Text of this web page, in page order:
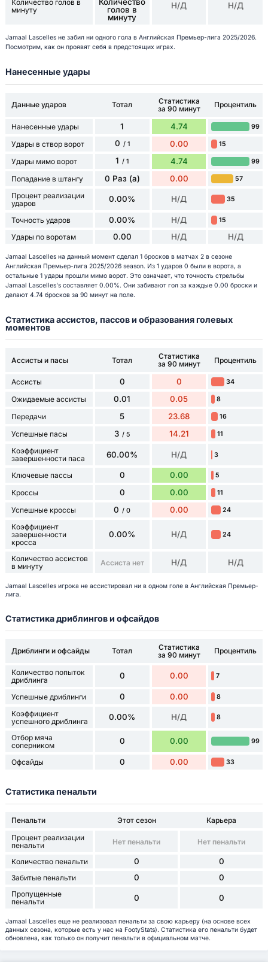
Количество голов в
минуту
голов в
минуту
Н/Д Н/Д
Jamaal Lascelles не забил ни одного гола в Английская Премьер-лига 2025/2026.
Посмотрим, как он проявят себя в предстоящих играх.
Нанесенные удары
Данные ударов Тотал
Статистика
за 90 минут
Процентиль
Нанесенные удары 1 4.74 99
Удары в створ ворот 0 / 1 0.00 15
Удары мимо ворот 1 / 1 4.74 99
Попадание в штангу 0 Раз (а) 0.00 57
Процент реализации
ударов
0.00% Н/Д 35
Точность ударов 0.00% Н/Д 15
Удары по воротам 0.00 Н/Д Н/Д
Jamaal Lascelles на данный момент сделал 1 бросков в матчах 2 в сезоне
Английская Премьер-лига 2025/2026 season. Из 1 ударов 0 были в ворота, а
остальные 1 удары прошли мимо ворот. Это означает, что точность стрельбы
Jamaal Lascelles's составляет 0.00%. Они забивают гол за каждые 0.00 броски и
делают 4.74 бросков за 90 минут на поле.
Статистика ассистов, пассов и образования голевых
моментов
Ассисты и пасы Тотал
Статистика
за 90 минут
Процентиль
Ассисты 0 0 34
Ожидаемые ассисты 0.01 0.05 8
Передачи 5 23.68 16
Успешные пасы 3 / 5 14.21 11
Коэффициент
завершенности паса
60.00% Н/Д 3
Ключевые пассы 0 0.00 5
Кроссы 0 0.00 11
Успешные кроссы 0 / 0 0.00 24
Коэффициент
завершенности
кросса
0.00% Н/Д 24
Количество ассистов
в минуту
Ассиста нет Н/Д Н/Д
Jamaal Lascelles игрока не ассистировал ни в одном голе в Английская Премьер-
лига.
Статистика дриблингов и офсайдов
Дриблинги и офсайды Тотал
Статистика
за 90 минут
Процентиль
Количество попыток
дриблинга
0 0.00 7
Успешные дриблинги 0 0.00 8
Коэффициент
успешного дриблинга
0.00% Н/Д 8
Отбор мяча
соперником
0 0.00 99
Офсайды 0 0.00 33
Статистика пенальти
Пенальти Этот сезон
Карьера
Процент реализации
пенальти
Нет пенальти Нет пенальти
Количество пенальти 0 0
Забитые пенальти 0 0
Пропущенные
пенальти
0 0
Jamaal Lascelles еще не реализовал пенальти за свою карьеру (на основе всех
данных сезона, которые есть у нас на FootyStats). Статистика его пенальти будет
обновлена, как только он получит пенальти в официальном матче.